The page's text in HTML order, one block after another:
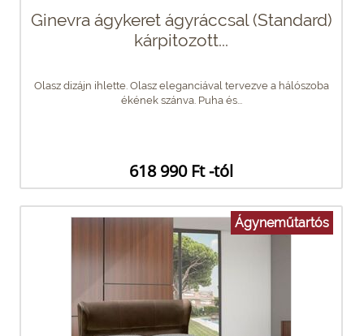
Ginevra ágykeret ágyráccsal (Standard)
kárpitozott...
Olasz dizájn ihlette. Olasz eleganciával tervezve a hálószoba
ékének szánva. Puha és...
618 990 Ft -tól
Ágyneműtartós